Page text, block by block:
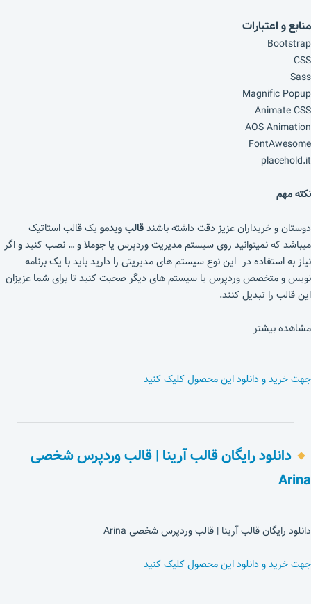
منابع و اعتبارات
Bootstrap
CSS
Sass
Magnific Popup
Animate CSS
AOS Animation
FontAwesome
placehold.it
نکته مهم
دوستان و خریداران عزیز دقت داشته باشندقالب ویدمو یک قالب استاتیک
میباشد که نمیتوانید روی سیستم مدیریت وردپرس یا جوملا و … نصب کنید و اگر
نیاز به استفاده در این نوع سیستم های مدیریتی را دارید باید با یک برنامه
نویس و متخصص وردپرس یا سیستم های دیگر صحبت کنید تا برای شما عزیزان
این قالب را تبدیل کنند.
مشاهده بیشتر
جهت خرید و دانلود این محصول کلیک کنید
دانلود رایگان قالب آرینا | قالب وردپرس شخصی
Arina
دانلود رایگان قالب آرینا | قالب وردپرس شخصی Arina
جهت خرید و دانلود این محصول کلیک کنید